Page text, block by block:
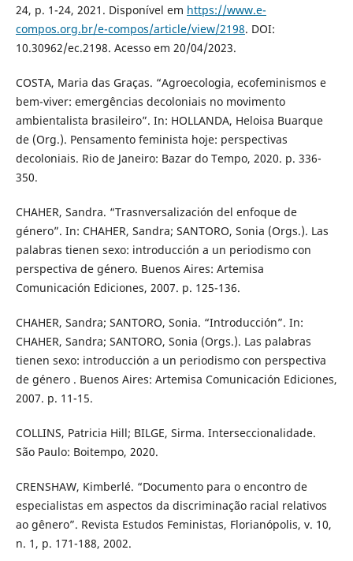
24, p. 1-24, 2021. Disponível em https://www.e-
compos.org.br/e-compos/article/view/2198. DOI:
10.30962/ec.2198. Acesso em 20/04/2023.
COSTA, Maria das Graças. “Agroecologia, ecofeminismos e
bem-viver: emergências decoloniais no movimento
ambientalista brasileiro”. In: HOLLANDA, Heloisa Buarque
de (Org.). Pensamento feminista hoje: perspectivas
decoloniais. Rio de Janeiro: Bazar do Tempo, 2020. p. 336-
350.
CHAHER, Sandra. “Trasnversalización del enfoque de
género”. In: CHAHER, Sandra; SANTORO, Sonia (Orgs.). Las
palabras tienen sexo: introducción a un periodismo con
perspectiva de género. Buenos Aires: Artemisa
Comunicación Ediciones, 2007. p. 125-136.
CHAHER, Sandra; SANTORO, Sonia. “Introducción”. In:
CHAHER, Sandra; SANTORO, Sonia (Orgs.). Las palabras
tienen sexo: introducción a un periodismo con perspectiva
de género . Buenos Aires: Artemisa Comunicación Ediciones,
2007. p. 11-15.
COLLINS, Patricia Hill; BILGE, Sirma. Interseccionalidade.
São Paulo: Boitempo, 2020.
CRENSHAW, Kimberlé. “Documento para o encontro de
especialistas em aspectos da discriminação racial relativos
ao gênero”. Revista Estudos Feministas, Florianópolis, v. 10,
n. 1, p. 171-188, 2002.